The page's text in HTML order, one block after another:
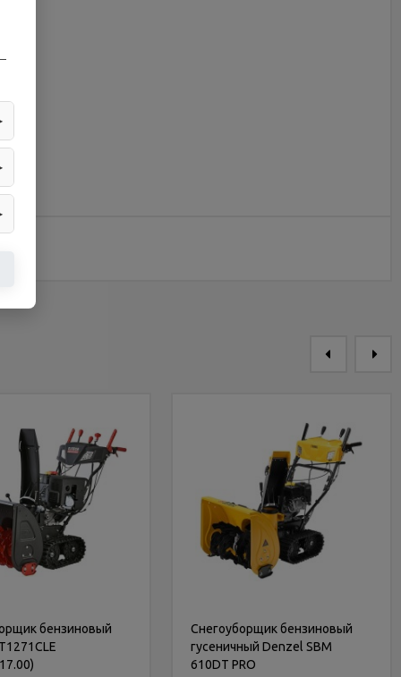
бензиновый
Снегоуборщик бензиновый
гусеничный Denzel SBM
610DT PRO